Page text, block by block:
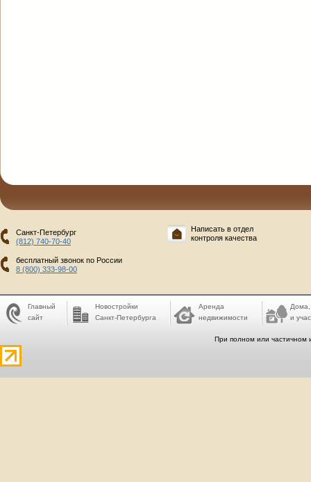
Санкт-Петербург
(812) 740-70-40
бесплатный звонок по России
8 (800) 333-98-00
Написать в отдел
контроля качества
Главный
сайт
Новостройки
Санкт-Петербурга
Аренда
недвижимости
Дома,
и
При полном или частичном